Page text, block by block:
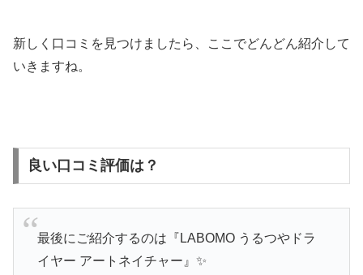
新しく口コミを見つけましたら、ここでどんどん紹介して
いきますね。
良い口コミ評価は？
最後にご紹介するのは『LABOMO うるつやドラ
イヤー アートネイチャー』✨